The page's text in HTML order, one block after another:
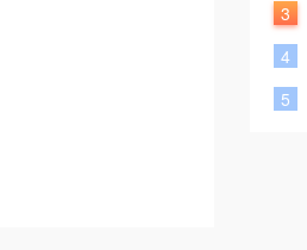
3
4
5